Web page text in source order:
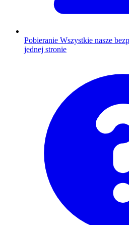
Pobieranie Wszystkie nasze
jednej stronie